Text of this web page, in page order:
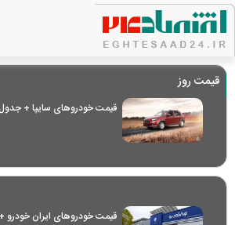
قیمت روز
قیمت خودرو‌های سایپا +
قیمت خودرو‌های ایران